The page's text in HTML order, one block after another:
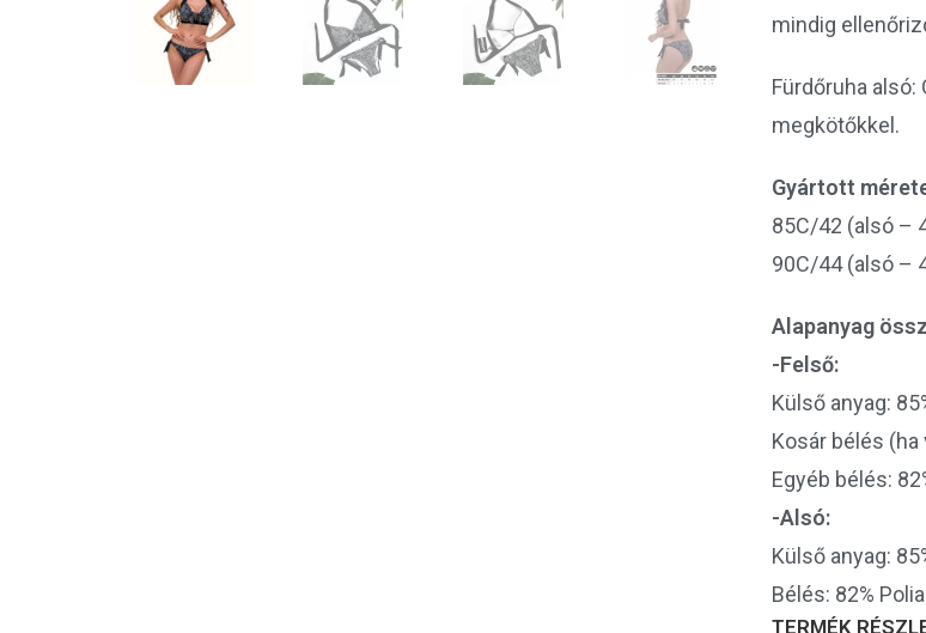
mindig
Fürdőruha
megkötőkkel.
Gyártott
85C/42 (alsó –
90C/44 (alsó –
Alapanyag
-Felső:
Külső anyag:
Kosár bélés
Egyéb bélés:
-Alsó:
Külső anyag:
Bélés: 82%
TERMÉK